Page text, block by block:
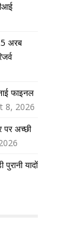
अरब
फाइनल
8, 2026
पर अच्छी
यादों